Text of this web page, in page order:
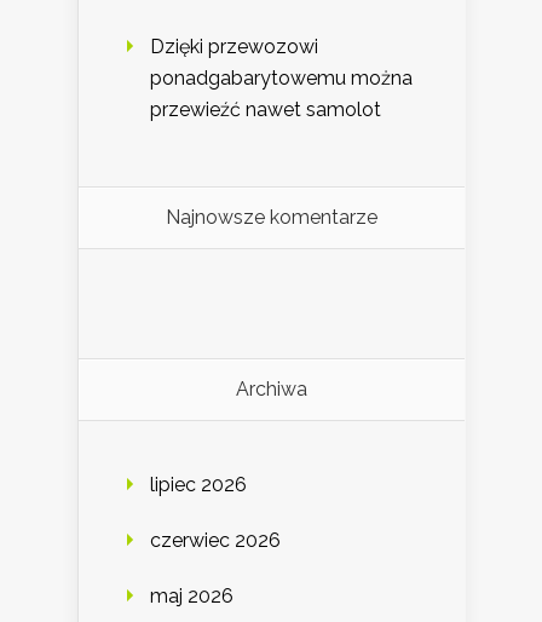
Dzięki przewozowi
ponadgabarytowemu można
przewieźć nawet samolot
Najnowsze komentarze
Archiwa
lipiec 2026
czerwiec 2026
maj 2026